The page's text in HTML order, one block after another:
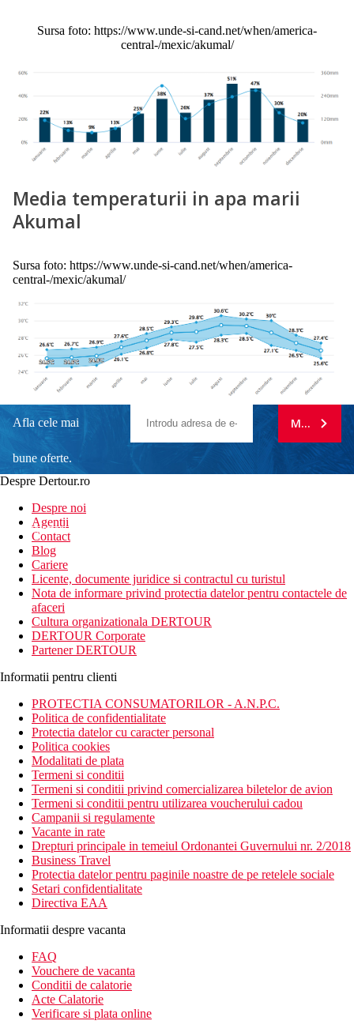
Sursa foto: https://www.unde-si-cand.net/when/america-
central-/mexic/akumal/
Media temperaturii in apa marii
Akumal
Sursa foto: https://www.unde-si-cand.net/when/america-
central-/mexic/akumal/
Afla cele mai
bune oferte.
newsletter!
MA
Despre Dertour.ro
Despre noi
Agentii
Contact
Blog
Cariere
Licente, documente juridice si contractul cu turistul
Nota de informare privind protectia datelor pentru contactele de
afaceri
Cultura organizationala DERTOUR
DERTOUR Corporate
Partener DERTOUR
Informatii pentru clienti
PROTECTIA CONSUMATORILOR - A.N.P.C.
Politica de confidentialitate
Protectia datelor cu caracter personal
Politica cookies
Modalitati de plata
Termeni si conditii
Termeni si conditii privind comercializarea biletelor de avion
Termeni si conditii pentru utilizarea voucherului cadou
Campanii si regulamente
Vacante in rate
Drepturi principale in temeiul Ordonantei Guvernului nr. 2/2018
Business Travel
Protectia datelor pentru paginile noastre de pe retelele sociale
Setari confidentialitate
Directiva EAA
Informatii despre vacanta
FAQ
Vouchere de vacanta
Conditii de calatorie
Acte Calatorie
Verificare si plata online